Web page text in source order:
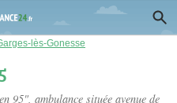
lès-Gonesse
95", ambulance située avenue de